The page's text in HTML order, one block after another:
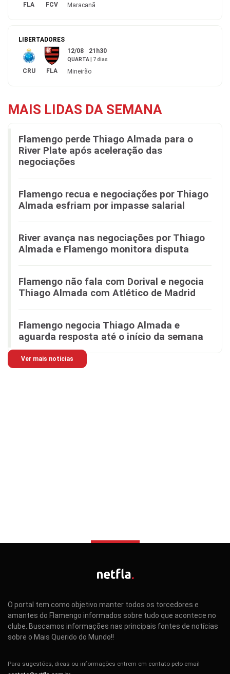
FLA FCV Maracanã
LIBERTADORES
CRU FLA
12/08 21h30
QUARTA 7 dias
Mineirão
MAIS LIDAS DA SEMANA
Flamengo perde Thiago Almada para o
River Plate após aceleração das
negociações
Flamengo recua e negociações por Thiago
Almada esfriam por impasse salarial
River avança nas negociações por Thiago
Almada e Flamengo monitora disputa
Flamengo não fala com Dorival e negocia
Thiago Almada com Atlético de Madrid
Flamengo negocia Thiago Almada e
aguarda resposta até o início da semana
Ver mais notícias
O portal tem como objetivo manter todos os torcedores e
amantes do Flamengo informados sobre tudo que acontece no
clube. Buscamos informações nas principais fontes de notícias
sobre o Mais Querido do Mundo!!
Para sugestões, dicas ou informações entrem em contato pelo email